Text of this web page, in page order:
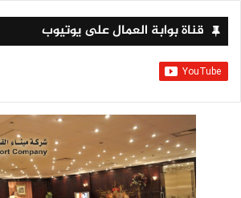
قناة بوابة العمال على يوتيوب